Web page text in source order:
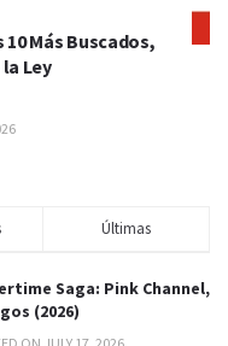
10 Más Buscados,
Ley
Últimas
Saga: Pink Channel,
(2026)